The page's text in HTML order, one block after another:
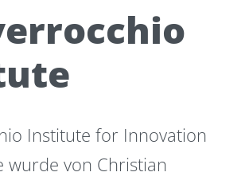
Institute for Innovation
wurde von Christian